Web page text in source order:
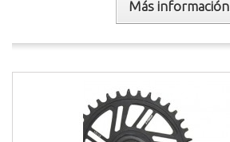
Más información